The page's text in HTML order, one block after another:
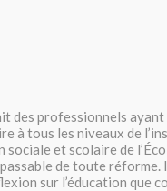
des professionnels
à tous les niveaux de
et scolaire de
de toute réforme.
sur l’éducation que